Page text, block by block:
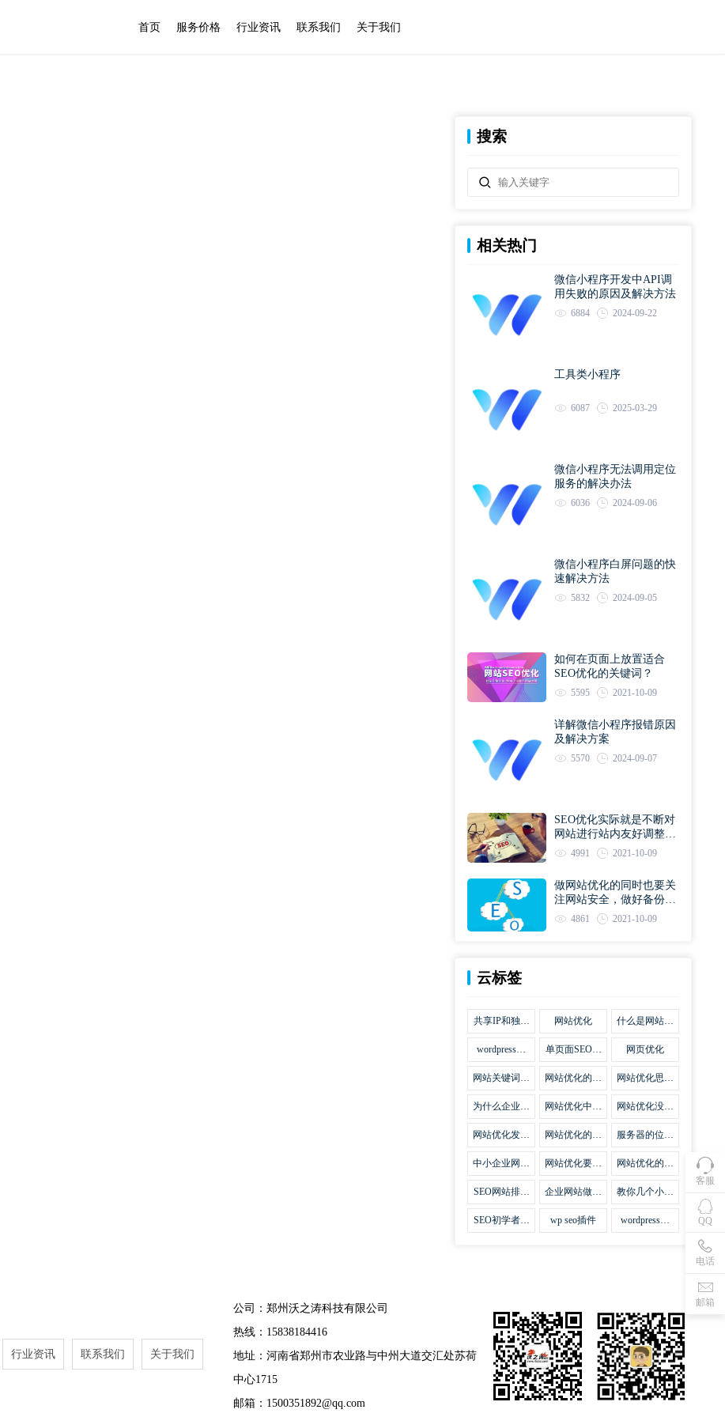
首页 服务价格 行业资讯 联系我们 关于我们
搜索
相关热门
微信小程序开发中API调
用失败的原因及解决方法
6884 2024-09-22
工具类小程序
6087 2025-03-29
微信小程序无法调用定位
服务的解决办法
6036 2024-09-06
微信小程序白屏问题的快
速解决方法
5832 2024-09-05
如何在页面上放置适合
SEO优化的关键词？
5595 2021-10-09
详解微信小程序报错原因
及解决方案
5570 2024-09-07
SEO优化实际就是不断对
网站进行站内友好调整直
到符合优化规则
4991 2021-10-09
做网站优化的同时也要关
注网站安全，做好备份工
作 4861 2021-10-09
云标签
共享IP和独立
网站优化
什么是网站优
wordpress网
集插件
单页面SEO网
网页优化
网站关键词优
么
网站优化的误
网站优化思路
要
为什么企业网
网站SEO优
网站优化中关
干问题
网站优化没有
味道
网站优化发挥
网站优化的费
服务器的位置
影响
中小企业网站
法
网站优化要不
网站优化的逆
SEO网站排名
法宝
企业网站做好
势
教你几个小技
页优化
SEO初学者，
wp seo插件
wordpress插
客服
QQ
电话
邮箱
行业资讯 联系我们 关于我们
公司：郑州沃之涛科技有限公司
热线：15838184416
地址：河南省郑州市农业路与中州大道交汇处苏荷
中心1715
邮箱：1500351892@qq.com